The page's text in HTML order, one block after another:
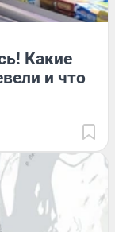
Какие
и что